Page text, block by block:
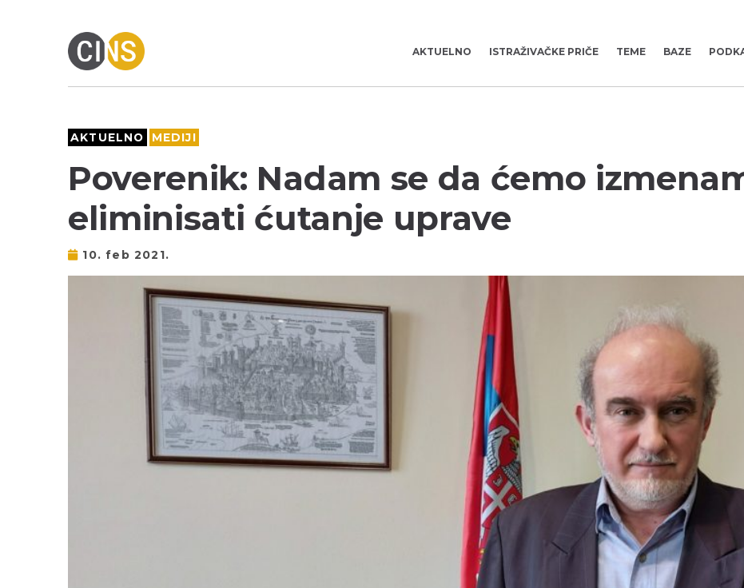
AKTUELNO ISTRAŽIVAČKE PRIČE TEME BAZE
AKTUELNO MEDIJI
Poverenik: Nadam se da ćemo
eliminisati ćutanje uprave
10. feb 2021.